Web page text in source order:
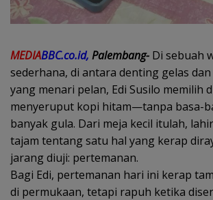
MEDIABBC.co.id, Palembang- Di sebuah
sederhana, di antara denting gelas
yang menari pelan, Edi Susilo memilih
menyeruput kopi hitam—tanpa basa-
banyak gula. Dari meja kecil itulah,
tajam tentang satu hal yang kerap
jarang diuji: pertemanan.
Bagi Edi, pertemanan hari ini kerap
di permukaan, tetapi rapuh ketika